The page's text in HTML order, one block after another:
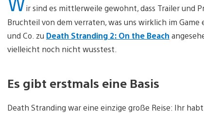
ir sind es mittlerweile gewohnt, dass Trailer und
Bruchteil von dem verraten, was uns wirklich im
und Co. zu Death Stranding 2: On the Beach
vielleicht noch nicht wusstest.
Es gibt erstmals eine Basis
Death Stranding war eine einzige große Reise: Ihr